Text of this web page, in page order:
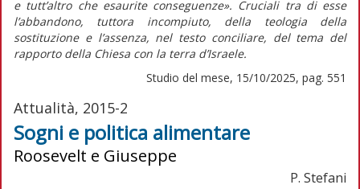
e tutt’altro che esaurite conseguenze». Cruciali tra di esse
l’abbandono, tuttora incompiuto, della teologia della
sostituzione e l’assenza, nel testo conciliare, del tema del
rapporto della Chiesa con la terra d’Israele.
Studio del mese, 15/10/2025, pag. 551
Attualità, 2015-2
Sogni e politica alimentare
Roosevelt e Giuseppe
P. Stefani